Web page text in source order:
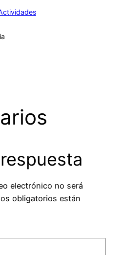
electrónico no será
obligatorios están